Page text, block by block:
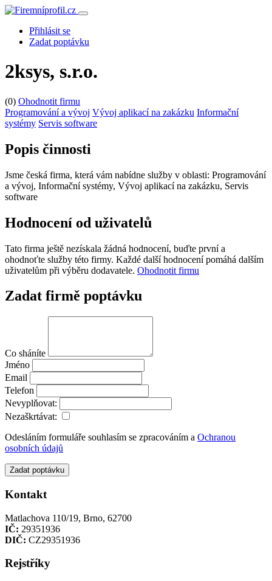
Přihlásit se
Zadat poptávku
2ksys, s.r.o.
(0) Ohodnotit firmu
Programování a vývoj Vývoj aplikací na zakázku Informační
systémy Servis software
Popis činnosti
Jsme česká firma, která vám nabídne služby v oblasti: Programování
a vývoj, Informační systémy, Vývoj aplikací na zakázku, Servis
software
Hodnocení od uživatelů
Tato firma ještě nezískala žádná hodnocení, buďte první a
ohodnoťte služby této firmy. Každé další hodnocení pomáhá dalším
uživatelům při výběru dodavatele. Ohodnotit firmu
Zadat firmě poptávku
Co sháníte
Jméno
Email
Telefon
Nevyplňovat:
Nezaškrtávat:
Odesláním formuláře souhlasím se zpracováním a Ochranou
osobních údajů
Zadat poptávku
Kontakt
Matlachova 110/19, Brno, 62700
IČ: 29351936
DIČ: CZ29351936
Rejstříky